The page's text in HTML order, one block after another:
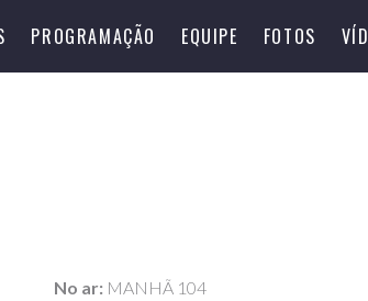
PROGRAMAÇÃO EQUIPE FOTOS
No ar: MANHÃ 104